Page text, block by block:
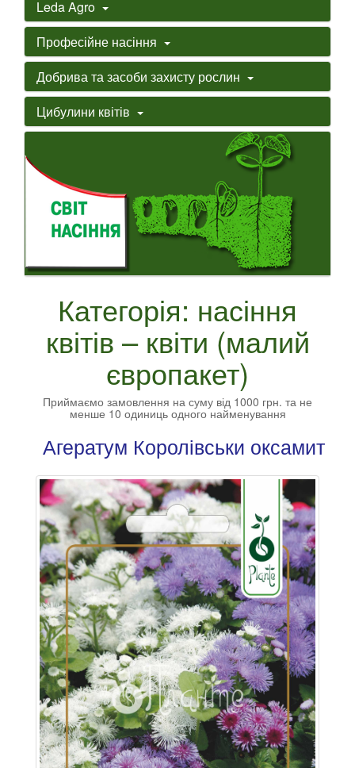
Leda Agro
Професійне насіння
Добрива та засоби захисту рослин
Цибулини квітів
Категорія: насіння
квітів – квіти (малий
європакет)
Приймаємо замовлення на суму від 1000 грн. та не
менше 10 одиниць одного найменування
Агератум Королівськи оксамит